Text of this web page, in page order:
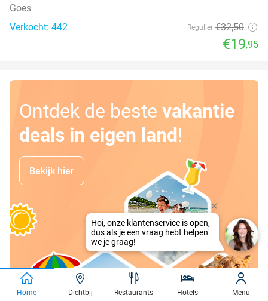
Goes
Verkocht: 442
Regulier €32,50
€19,95
Ontdek de beste vakantie
deals in eigen land!
Bekijk hier
Home Dichtbij Restaurants Hotels Menu